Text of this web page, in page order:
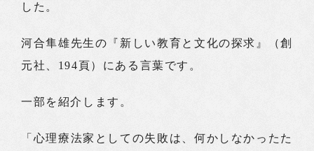
した。
河合隼雄先生の『新しい教育と文化の探求』（創
元社、194頁）にある言葉です。
一部を紹介します。
「心理療法家としての失敗は、何かしなかったた